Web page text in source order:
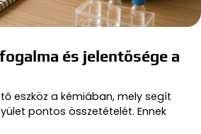
és jelentősége a
eszköz a kémiában, mely segít
pontos összetételét. Ennek